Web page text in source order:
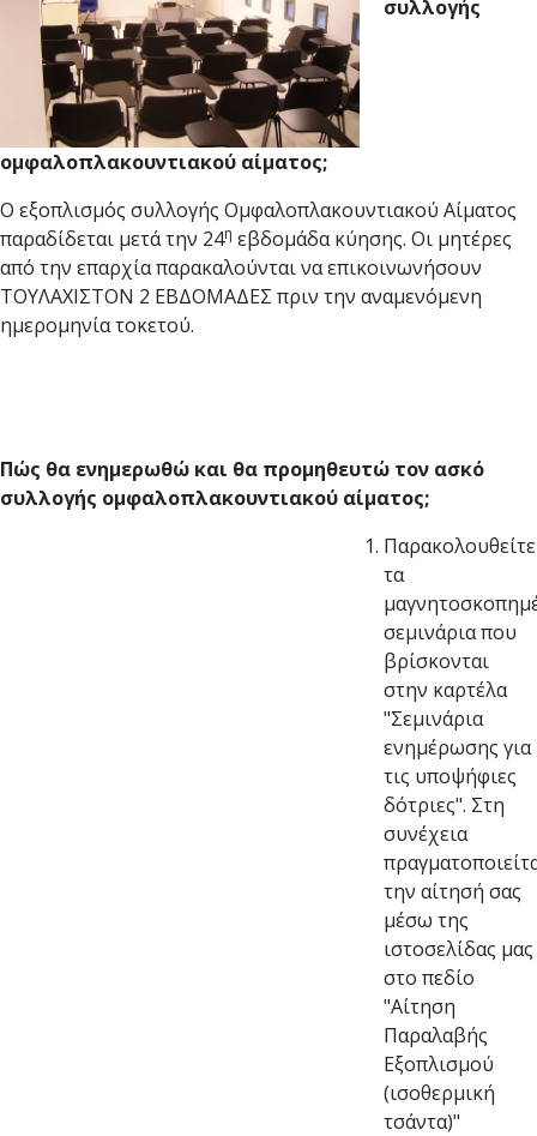
συλλογής
ομφαλοπλακουντιακού αίματος;
Ο εξοπλισμός συλλογής Ομφαλοπλακουντιακού Αίματος
παραδίδεται μετά την 24η εβδομάδα κύησης. Οι μητέρες
από την επαρχία παρακαλούνται να επικοινωνήσουν
ΤΟΥΛΑΧΙΣΤΟΝ 2 ΕΒΔΟΜΑΔΕΣ πριν την αναμενόμενη
ημερομηνία τοκετού.
Πώς θα ενημερωθώ και θα προμηθευτώ τον ασκό
συλλογής ομφαλοπλακουντιακού αίματος;
Παρακολουθείτε
τα
σεμινάρια που
βρίσκονται
στην καρτέλα
"Σεμινάρια
ενημέρωσης για
τις υποψήφιες
δότριες". Στη
συνέχεια
την αίτησή σας
μέσω της
ιστοσελίδας μας
στο πεδίο
"Αίτηση
Παραλαβής
Εξοπλισμού
(ισοθερμική
τσάντα)"